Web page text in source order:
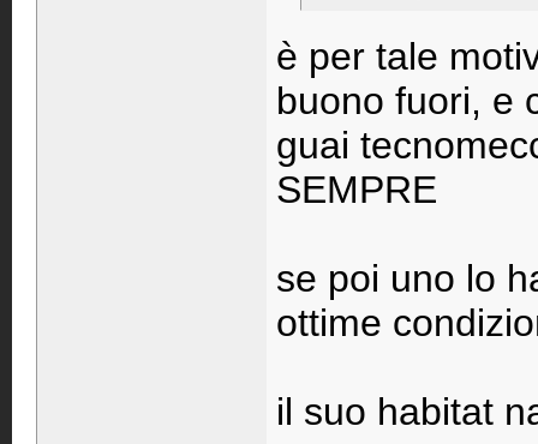
è per tale
buono fuori, e
guai
SEMPRE
se poi uno lo
ottime
il suo habitat